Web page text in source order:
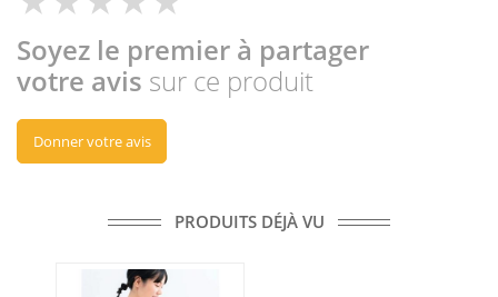
Soyez le premier à partager
votre avis sur ce produit
Donner votre avis
PRODUITS DÉJÀ VU